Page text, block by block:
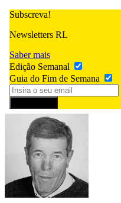
Subscreva!
Newsletters RL
Saber mais
Edição Semanal
Guia do Fim de Semana